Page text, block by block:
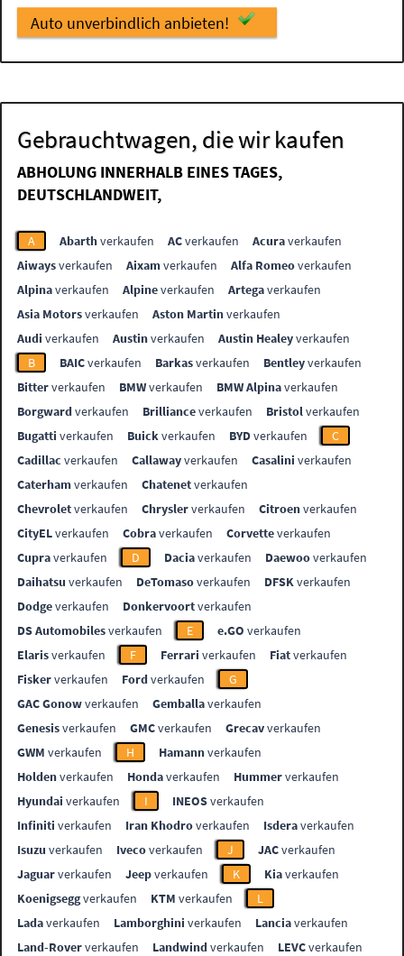
Auto unverbindlich anbieten!
Gebrauchtwagen, die wir kaufen
ABHOLUNG INNERHALB EINES TAGES,
DEUTSCHLANDWEIT,
A Abarthverkaufen ACverkaufen Acuraverkaufen
Aiwaysverkaufen Aixamverkaufen Alfa Romeoverkaufen
Alpinaverkaufen Alpineverkaufen Artegaverkaufen
Asia Motorsverkaufen Aston Martinverkaufen
Audi verkaufen Austinverkaufen Austin Healeyverkaufen
B
BAICverkaufen Barkasverkaufen Bentleyverkaufen
Bitterverkaufen BMWverkaufen BMW Alpinaverkaufen
Borgwardverkaufen Brillianceverkaufen Bristolverkaufen
Bugatti verkaufen Buickverkaufen BYDverkaufen
C
Cadillac verkaufen Callawayverkaufen Casalini verkaufen
Caterhamverkaufen Chatenetverkaufen
Chevroletverkaufen Chryslerverkaufen Citroenverkaufen
CityELverkaufen Cobraverkaufen Corvetteverkaufen
Cupraverkaufen D Daciaverkaufen Daewooverkaufen
Daihatsu verkaufen DeTomasoverkaufen DFSKverkaufen
Dodgeverkaufen Donkervoortverkaufen
DS Automobilesverkaufen E e.GO verkaufen
Elarisverkaufen F Ferrari verkaufen Fiatverkaufen
Fiskerverkaufen Fordverkaufen
G
GAC Gonowverkaufen Gemballaverkaufen
Genesisverkaufen GMCverkaufen Grecavverkaufen
GWM verkaufen H Hamannverkaufen
Holdenverkaufen Hondaverkaufen Hummerverkaufen
Hyundai verkaufen I INEOSverkaufen
Infiniti verkaufen Iran Khodroverkaufen Isderaverkaufen
Isuzu verkaufen Ivecoverkaufen J JACverkaufen
Jaguarverkaufen Jeepverkaufen K Kiaverkaufen
Koenigseggverkaufen KTM verkaufen
L
Ladaverkaufen Lamborghini verkaufen Lanciaverkaufen
Land-Roververkaufen Landwindverkaufen LEVCverkaufen